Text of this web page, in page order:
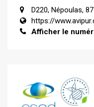
D220, Népoulas,
https://
Afficher le